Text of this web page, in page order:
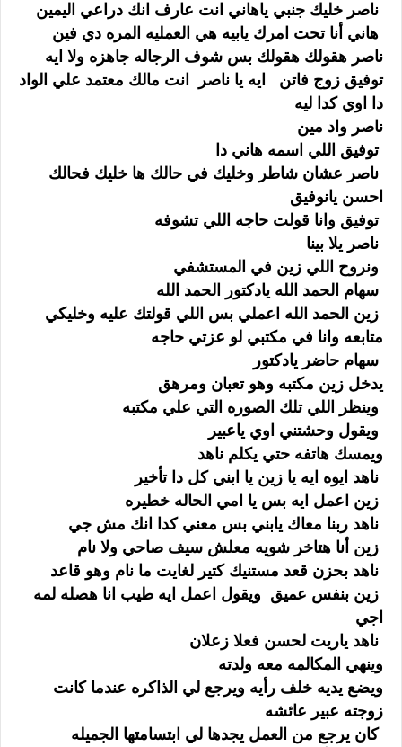
ناصر خليك جنبي ياهاني انت عارف انك دراعي اليمين
هاني أنا تحت امرك يابيه هي العمليه المره دي فين
ناصر هقولك هقولك بس شوف الرجاله جاهزه ولا ايه
توفيق زوج فاتن ايه يا ناصر انت مالك معتمد علي الواد
دا اوي كدا ليه
ناصر واد مين
توفيق اللي اسمه هاني دا
ناصر عشان شاطر وخليك في حالك ها خليك فحالك
احسن يانوفيق
توفيق وانا قولت حاجه اللي تشوفه
ناصر يلا بينا
ونروح اللي زين في المستشفي
سهام الحمد الله يادكتور الحمد الله
زين الحمد الله اعملي بس اللي قولتك عليه وخليكي
متابعه وانا في مكتبي لو عزتي حاجه
سهام حاضر يادكتور
يدخل زين مكتبه وهو تعبان ومرهق
وينظر اللي تلك الصوره التي علي مكتبه
ويقول وحشتني اوي ياعبير
ويمسك هاتفه حتي يكلم ناهد
ناهد ايوه ايه يا زين يا ابني كل دا تأخير
زين اعمل ايه بس يا امي الحاله خطيره
ناهد ربنا معاك يابني بس معني كدا انك مش جي
زين أنا هتاخر شويه معلش سيف صاحي ولا نام
ناهد بحزن قعد مستنيك كتير لغايت ما نام وهو قاعد
زين بنفس عميق ويقول اعمل ايه طيب انا هصله لمه
اجي
ناهد ياريت لحسن فعلا زعلان
وينهي المكالمه معه ولدته
ويضع يديه خلف رأيه ويرجع لي الذاكره عندما كانت
زوجته عبير عائشه
كان يرجع من العمل يجدها لي ابتسامتها الجميله